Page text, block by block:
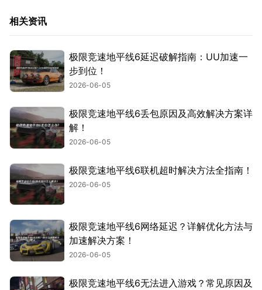
相关资讯
极限竞速地平线6延迟破解指南：UU加速一
步到位！
2026-06-05
极限竞速地平线6丢包原因及高效解决方案详
解！
2026-06-05
极限竞速地平线6联机超时解决方法全指南！
2026-06-05
极限竞速地平线6网络延迟？详解优化方法与
加速解决方案！
2026-06-05
极限竞速地平线6无法进入游戏？常见原因及